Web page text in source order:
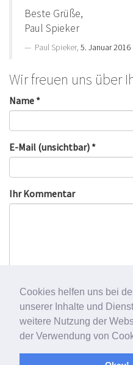
Cookies helfen uns bei
unserer Inhalte und
weitere Nutzung der
der Verwendung von
Beste Grüße,
Paul Spieker
Paul Spieker, 5. Januar 2016
Wir freuen uns über
Name *
E-Mail (unsichtbar) *
Ihr Kommentar